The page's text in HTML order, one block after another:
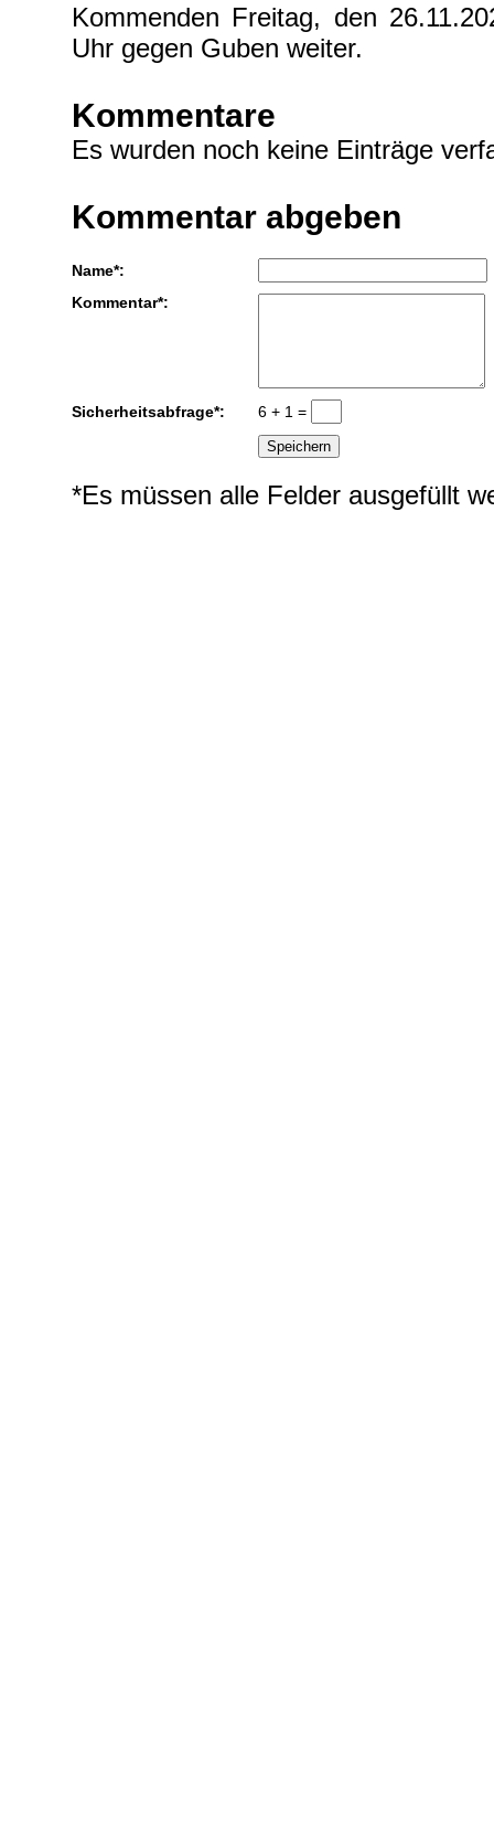
Kommenden Freitag, den
Uhr gegen Guben weiter.
Kommentare
Es wurden noch keine Einträge
Kommentar abgeben
Name*:
Kommentar*:
Sicherheitsabfrage*: 6 + 1 =
*Es müssen alle Felder ausgefüllt